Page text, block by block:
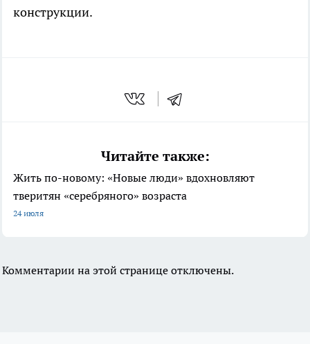
конструкции.
Читайте также:
Жить по-новому: «Новые люди» вдохновляют
тверитян «серебряного» возраста
24 июля
Комментарии на этой странице отключены.